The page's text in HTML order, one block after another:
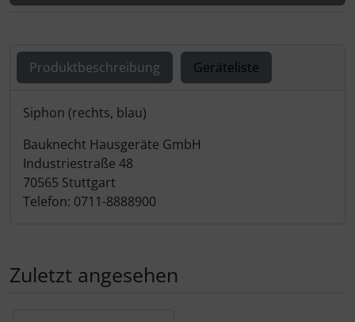
Produktbeschreibung Geräteliste
Produktbeschreibung
Siphon (rechts, blau)
Bauknecht Hausgeräte GmbH
Industriestraße 48
70565 Stuttgart
Telefon: 0711-8888900
Zuletzt angesehen